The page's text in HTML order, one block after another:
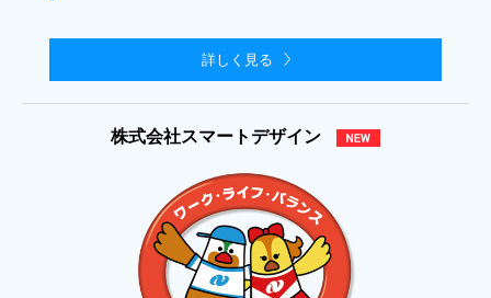
詳しく見る
株式会社スマートデザイン